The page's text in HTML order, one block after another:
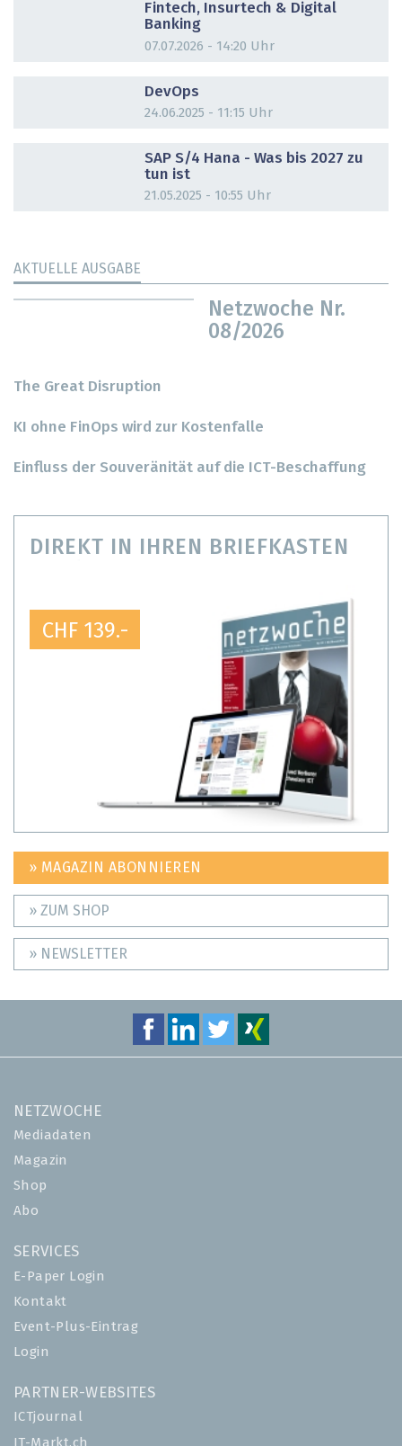
Fintech, Insurtech & Digital
Banking
07.07.2026 - 14:20 Uhr
DevOps
24.06.2025 - 11:15 Uhr
SAP S/4 Hana - Was bis 2027 zu
tun ist
21.05.2025 - 10:55 Uhr
AKTUELLE AUSGABE
Netzwoche Nr.
08/2026
The Great Disruption
KI ohne FinOps wird zur Kostenfalle
Einfluss der Souveränität auf die ICT-Beschaffung
DIREKT IN IHREN BRIEFKASTEN
CHF 139.-
» MAGAZIN ABONNIEREN
» ZUM SHOP
» NEWSLETTER
NETZWOCHE
Mediadaten
Magazin
Shop
Abo
SERVICES
E-Paper Login
Kontakt
Event-Plus-Eintrag
Login
PARTNER-WEBSITES
ICTjournal
IT-Markt.ch